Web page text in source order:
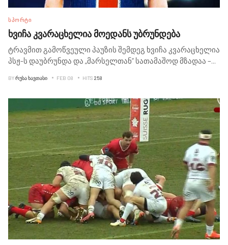
ᲡᲞᲝᲠᲢᲘ
ხვიჩა კვარაცხელია მოედანს უბრუნდება
ტრავმით გამოწვეული პაუზის შემდეგ ხვიჩა კვარაცხელია
პსჟ-ს დაუბრუნდა და „მარსელთან“ სათამაშოდ მზადაა –
BYᲠᲣᲡᲐ ᲮᲐᲕᲗᲐᲡᲘ FEB 08 HITS 258